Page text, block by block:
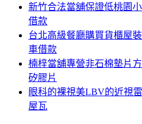
新竹合法當舖保證低桃園
借款
台北高級餐廳購買貨櫃屋
車借款
楠梓當舖專營非石棉墊片
矽膠片
眼科的裸視美LBV的近視
屋瓦